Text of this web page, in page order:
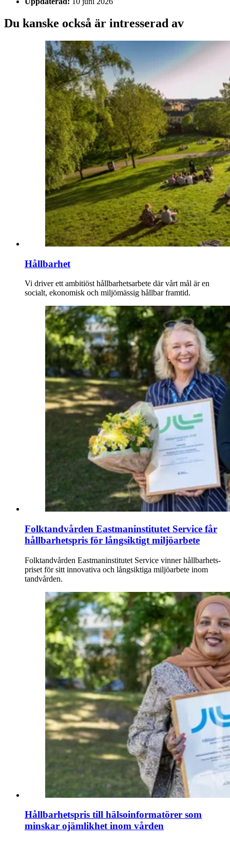
Du kanske också är intresserad av
Hållbarhet
Vi driver ett ambitiöst hållbarhetsarbete där vårt mål är en
socialt, ekonomisk och miljömässig hållbar framtid.
Folktandvården Eastmaninstitutet Service får
hållbarhetspris för långsiktigt miljöarbete
Folktand­vården Eastman­institutet Service vinner hållbarhets­
priset för sitt innovativa och långsiktiga miljöarbete inom
tandvården.
Hållbarhetspris till hälsoinformatörer som
minskar ojämlikhet inom vården